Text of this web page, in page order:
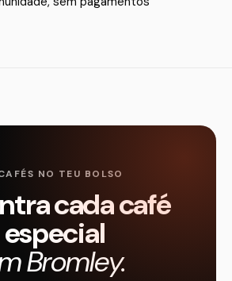
NO TEU BOLSO
cada café
especial
Bromley.